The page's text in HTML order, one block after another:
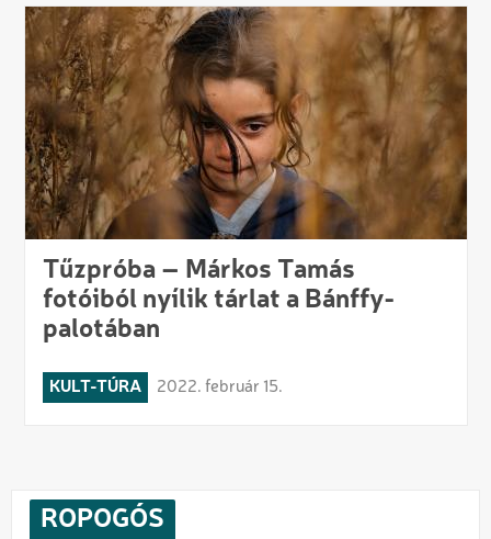
Tűzpróba – Márkos Tamás
fotóiból nyílik tárlat a Bánffy-
palotában
KULT-TÚRA 2022. február 15.
ROPOGÓS